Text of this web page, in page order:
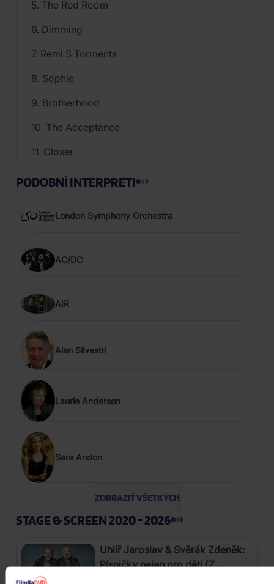
5. The Red Room
6. Dimming
7. Remi S Torments
8. Sophie
9. Brotherhood
10. The Acceptance
11. Closer
PODOBNÍ INTERPRETI
London Symphony Orchestra
AC/DC
AIR
Alan Silvestri
Laurie Anderson
Sara Andon
ZOBRAZIŤ VŠETKÝCH
STAGE & SCREEN 2020 - 2026
Uhlíř Jaroslav & Svěrák Zdeněk:
Písničky nejen pro děti (Z